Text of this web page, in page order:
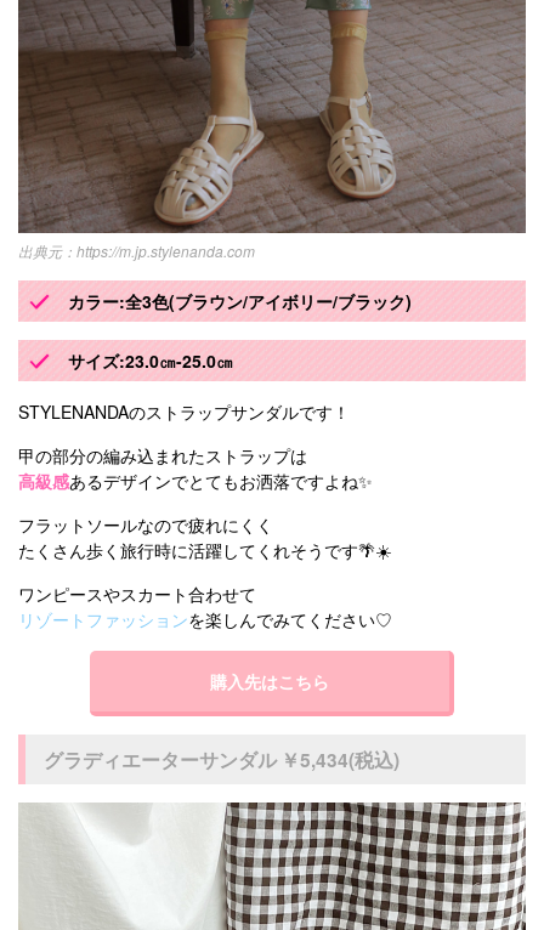
https://m.jp.stylenanda.com
カラー:全3色(ブラウン/アイボリー/ブラック)
サイズ:23.0㎝-25.0㎝
STYLENANDAのストラップサンダルです！
甲の部分の編み込まれたストラップは
高級感あるデザインでとてもお洒落ですよね✨
フラットソールなので疲れにくく
たくさん歩く旅行時に活躍してくれそうです🌴☀️
ワンピースやスカート合わせて
リゾートファッションを楽しんでみてください♡
購入先はこちら
グラディエーターサンダル ￥5,434(税込)